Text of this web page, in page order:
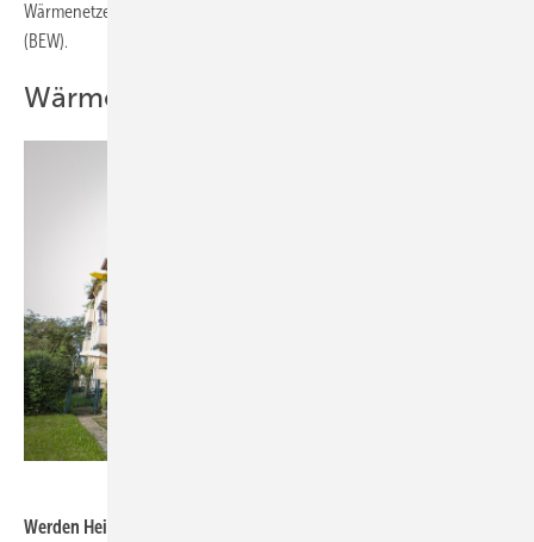
Wärmenetze durch die Bundesförderung für effiziente Wärmenetze
(BEW).
Wärmenetze klimaneutral gestalten
Werden Heizzentralen für Wärmenetze mit Heiztechnik auf Basis